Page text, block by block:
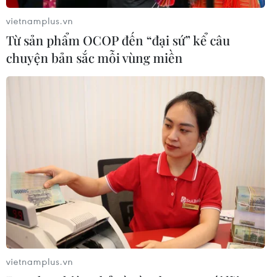
trong phòng, chống COVID-19
19/09/2021 15:25
Tính từ 17 giờ ngày 18/9 đến 17 giờ ngày 19/9, Hệ thống
Quốc gia quản lý ca bệnh COVID-19 ghi nhận 10.040
mắc mới, trong đó 15 ca nhập cảnh; 10.025 ca ghi nhận
vietnamplus.vn
Từ sản phẩm OCOP đến “đại sứ” kể câu
chuyện bản sắc mỗi vùng miền
vietnamplus.vn